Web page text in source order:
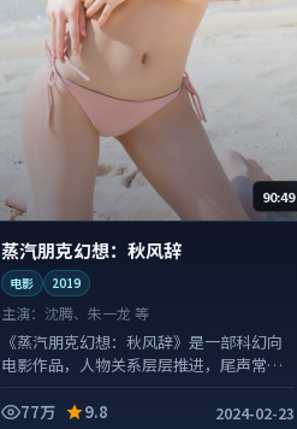
90:49
蒸汽朋克幻想：秋风辞
电影 2019
主演： 沈腾、朱一龙 等
《蒸汽朋克幻想：秋风辞》是一部科幻向
电影作品，人物关系层层推进，尾声常有
77万
9.8 2024-02-23